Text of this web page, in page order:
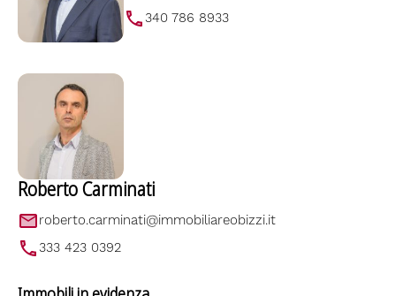
340 786 8933
Roberto Carminati
roberto.carminati@immobiliareobizzi.it
333 423 0392